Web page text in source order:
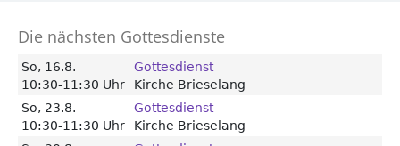
Die nächsten Gottesdienste